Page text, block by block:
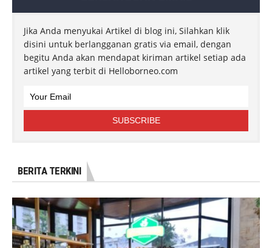
Jika Anda menyukai Artikel di blog ini, Silahkan klik
disini untuk berlangganan gratis via email, dengan
begitu Anda akan mendapat kiriman artikel setiap ada
artikel yang terbit di Helloborneo.com
BERITA TERKINI